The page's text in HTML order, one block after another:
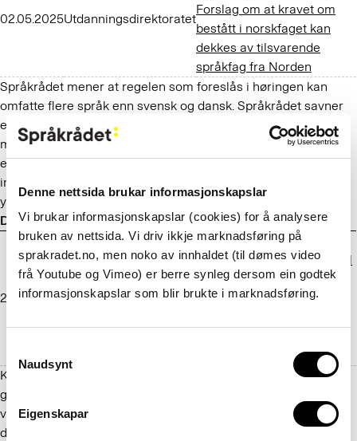
Denne nettsida brukar informasjonskapslar
Vi brukar informasjonskapslar (cookies) for å analysere
bruken av nettsida. Vi driv ikkje marknadsføring på
sprakradet.no, men noko av innhaldet (til dømes video
frå Youtube og Vimeo) er berre synleg dersom ein godtek
informasjonskapslar som blir brukte i marknadsføring.
Selection
Naudsynt
Eigenskapar
02.05.2025Utdanningsdirektoratet
Forslag om at kravet om
bestått i norskfaget kan
dekkes av tilsvarende
språkfag fra Norden
Språkrådet mener at regelen som foreslås i høringen kan
omfatte flere språk enn svensk og dansk. Språkrådet savner
en mer konkret vurdering av hva Utdanningsdirektoratet
mener er vesentlig for norskfaget. Videre savner Språkrådet
en mer konkret vurdering av hva et annet lands språkfag må
inneholde for å kunne tilsvare norskfaget for vg2 i
yrkesfaglige utdanningsprogram.
Dato
Adressat Tittel
29.04.2025
Kultur- og
Høyringssvar frå
Språkrådet om forslag til
endringar i forskrift om
innovasjons- og
aktualitetsmedium
Kultur- og likestillingsdepartementet føreslår å endra dei
generelle vilkåra i § 2 av forskrifta og knyta dei opp mot
verkeområdet for medieansvarslova. Språkrådet oppmodar
departementet til å spesifisera språklege vilkår i § 2 slik at